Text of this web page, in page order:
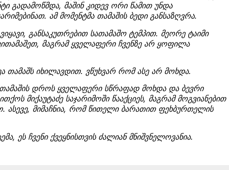
გადამოწმდა, მაშინ კიდევ ორი წამით უნდა
ამ მომენტმა თამაშის ბედი განსაზღვრა.
განსაკუთრებით სათამაშო ტემპით. მეორე ტაიმი
მაგრამ ყველაფერი ჩვენზე არ ყოფილა
თამაშს იხილავდით. ვწუხვარ რომ ასე არ მოხდა.
თამაშის დროს ყველაფერი სწრაფად მოხდა და ბევრი
მიქაუტაძე საჯარიმოში წააქციეს, მაგრამ მოგვიანებით
ასევე, მიმაჩნია, რომ წითელი ბარათით ფეხბურთელის
ეს ჩვენი ქვეყნისთვის ძალიან მნიშვნელოვანია.